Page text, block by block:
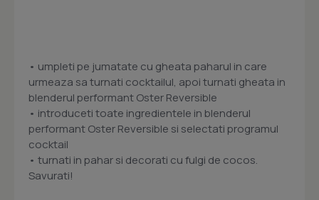
• umpleti pe jumatate cu gheata paharul in care
urmeaza sa turnati cocktailul, apoi turnati gheata in
blenderul performant Oster Reversible
• introduceti toate ingredientele in blenderul
performant Oster Reversible si selectati programul
cocktail
• turnati in pahar si decorati cu fulgi de cocos.
Savurati!